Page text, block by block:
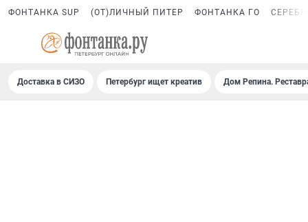
ФОНТАНКА SUP (ОТ)ЛИЧНЫЙ ПИТЕР ФОНТАНКА ГО
Доставка в СИЗО Петербург ищет креатив Дом Репина.